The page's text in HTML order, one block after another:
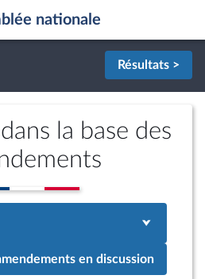
nationale
Résultats >
la base des
en discussion